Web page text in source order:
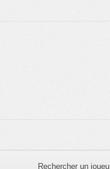
Rechercher un